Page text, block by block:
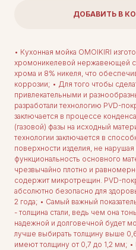
ДОБАВИТЬ В
• Кухонная мойка OMOIKIRI
хромоникелевой нержавеющей
хрома и 8% никеля, что
коррозии; • Для того чтобы
привлекательными и
разработали технологию PVD-
заключается в процессе
(газовой) фазы на исходный
технологии заключается в
поверхности изделия, не
функциональность основного
чрезвычайно плотно и
содержит микротрещин. PVD-
абсолютно безопасно для
2 года; • Самый важный
- толщина стали, ведь чем она
надежной и долговечной будет
лучше выбирать толщину выше
имеют толщину от 0,7 до 1,2 мм;